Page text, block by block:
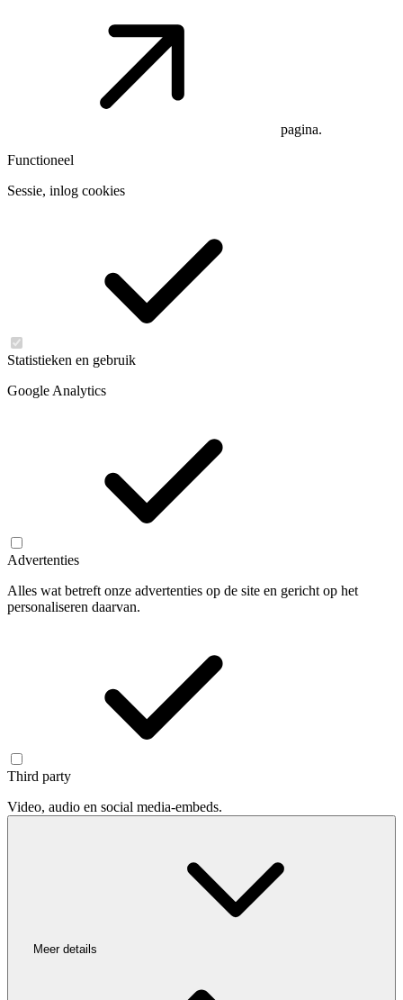
pagina.
Functioneel
Sessie, inlog cookies
Statistieken en gebruik
Google Analytics
Advertenties
Alles wat betreft onze advertenties op de site en gericht op het
personaliseren daarvan.
Third party
Video, audio en social media-embeds.
Meer details